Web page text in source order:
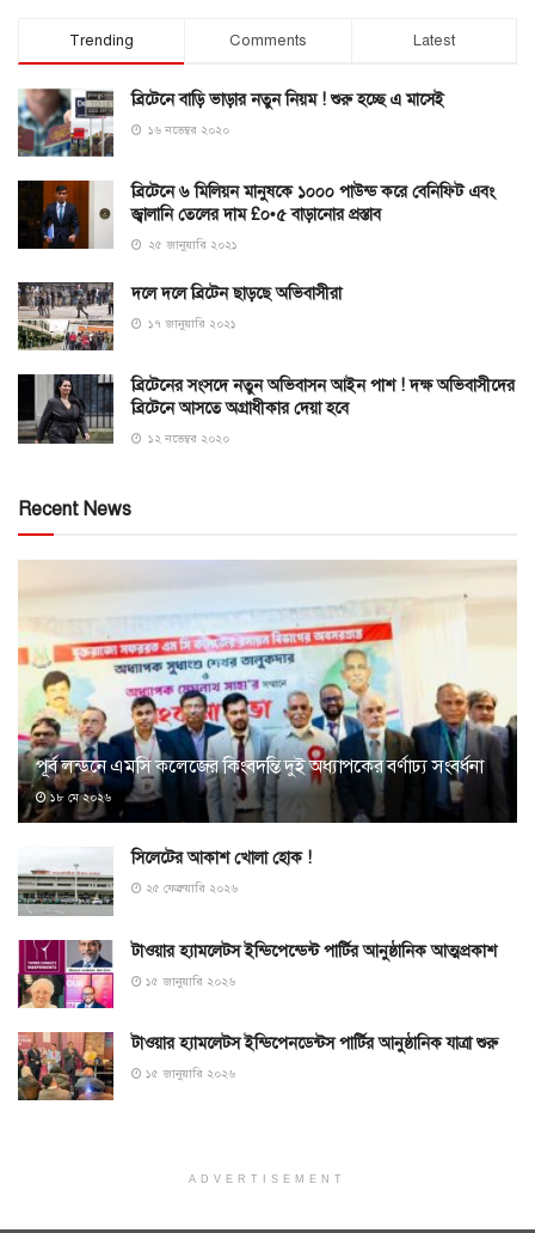
Trending Comments Latest
ব্রিটেনে বাড়ি ভাড়ার নতুন নিয়ম ! শুরু হচ্ছে এ মাসেই
১৬ নভেম্বর ২০২০
ব্রিটেনে ৬ মিলিয়ন মানুষকে ১০০০ পাউন্ড করে বেনিফিট এবং
জ্বালানি তেলের দাম £০•৫ বাড়ানোর প্রস্তাব
২৫ জানুয়ারি ২০২১
দলে দলে ব্রিটেন ছাড়ছে অভিবাসীরা
১৭ জানুয়ারি ২০২১
ব্রিটেনের সংসদে নতুন অভিবাসন আইন পাশ ! দক্ষ অভিবাসীদের
ব্রিটেনে আসতে অগ্রাধীকার দেয়া হবে
১২ নভেম্বর ২০২০
Recent News
পূর্ব লন্ডনে এমসি কলেজের কিংবদন্তি দুই অধ্যাপকের বর্ণাঢ্য সংবর্ধনা
১৮ মে ২০২৬
সিলেটের আকাশ খোলা হোক !
২৫ ফেব্রুয়ারি ২০২৬
টাওয়ার হ্যামলেটস ইন্ডিপেন্ডেন্ট পার্টির আনুষ্ঠানিক আত্মপ্রকাশ
১৫ জানুয়ারি ২০২৬
টাওয়ার হ্যামলেটস ইন্ডিপেনডেন্টস পার্টির আনুষ্ঠানিক যাত্রা শুরু
১৫ জানুয়ারি ২০২৬
ADVERTISEMENT